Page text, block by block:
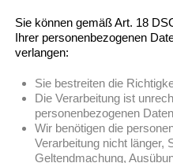
Sie können gemäß Art. 18
Ihrer personenbezogenen
verlangen:
Sie bestreiten die
Die Verarbeitung ist
personenbezogenen
Wir benötigen die
Verarbeitung nicht länger,
Geltendmachung,